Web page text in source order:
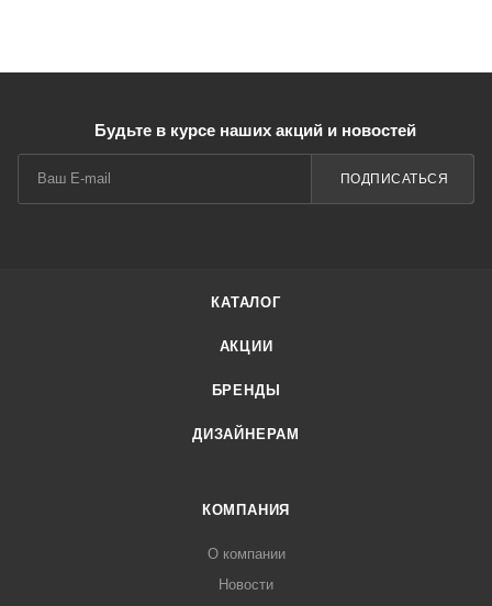
Будьте в курсе наших акций и новостей
ПОДПИСАТЬСЯ
КАТАЛОГ
АКЦИИ
БРЕНДЫ
ДИЗАЙНЕРАМ
КОМПАНИЯ
О компании
Новости